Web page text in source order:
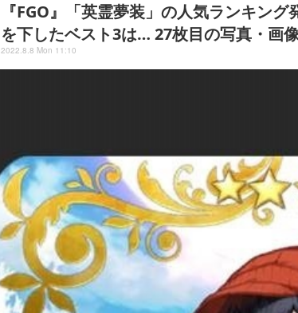
『FGO』「英霊夢装」の人気ランキン
を下したベスト3は… 27枚目の写真・画
2022.8.8 Mon 11:10